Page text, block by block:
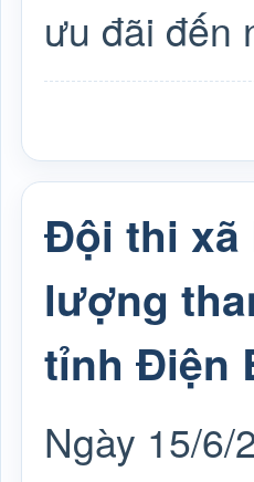
ưu đãi đến
Đội thi xã
lượng
tỉnh Điện
Ngày 15/6/